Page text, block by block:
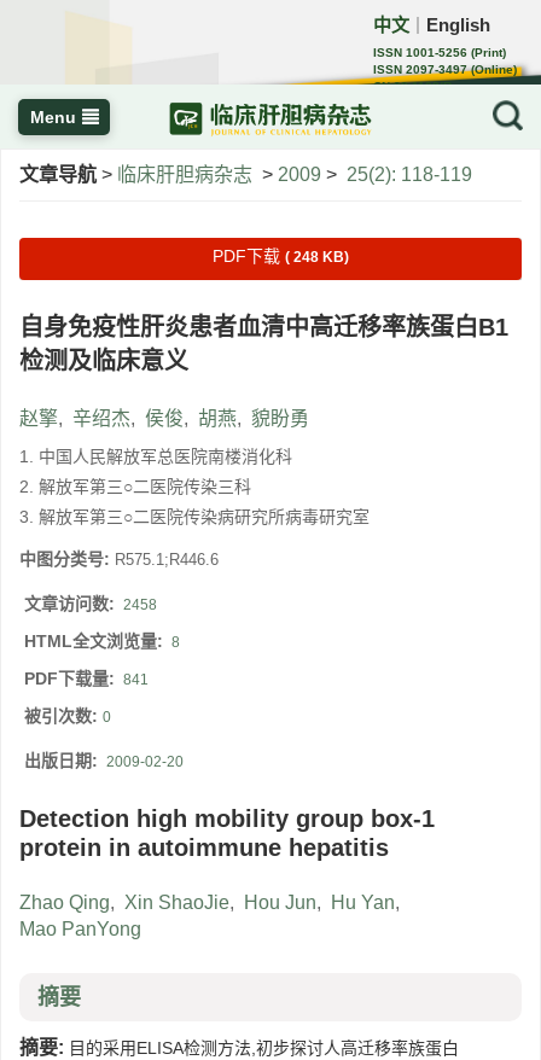
中文 English
ISSN 1001-5256 (Print)
ISSN 2097-3497 (Online)
CN 22-1108/R
Menu
文章导航 > 临床肝胆病杂志 > 2009 > 25(2): 118-119
PDF下载 ( 248 KB)
自身免疫性肝炎患者血清中高迁移率族蛋白B1
检测及临床意义
赵擎, 辛绍杰, 侯俊, 胡燕, 貌盼勇
1. 中国人民解放军总医院南楼消化科
2. 解放军第三○二医院传染三科
3. 解放军第三○二医院传染病研究所病毒研究室
中图分类号: R575.1;R446.6
文章访问数: 2458
HTML全文浏览量: 8
PDF下载量: 841
被引次数: 0
出版日期: 2009-02-20
Detection high mobility group box-1
protein in autoimmune hepatitis
Zhao Qing, Xin ShaoJie, Hou Jun, Hu Yan,
Mao PanYong
摘要
摘要: 目的采用ELISA检测方法,初步探讨人高迁移率族蛋白